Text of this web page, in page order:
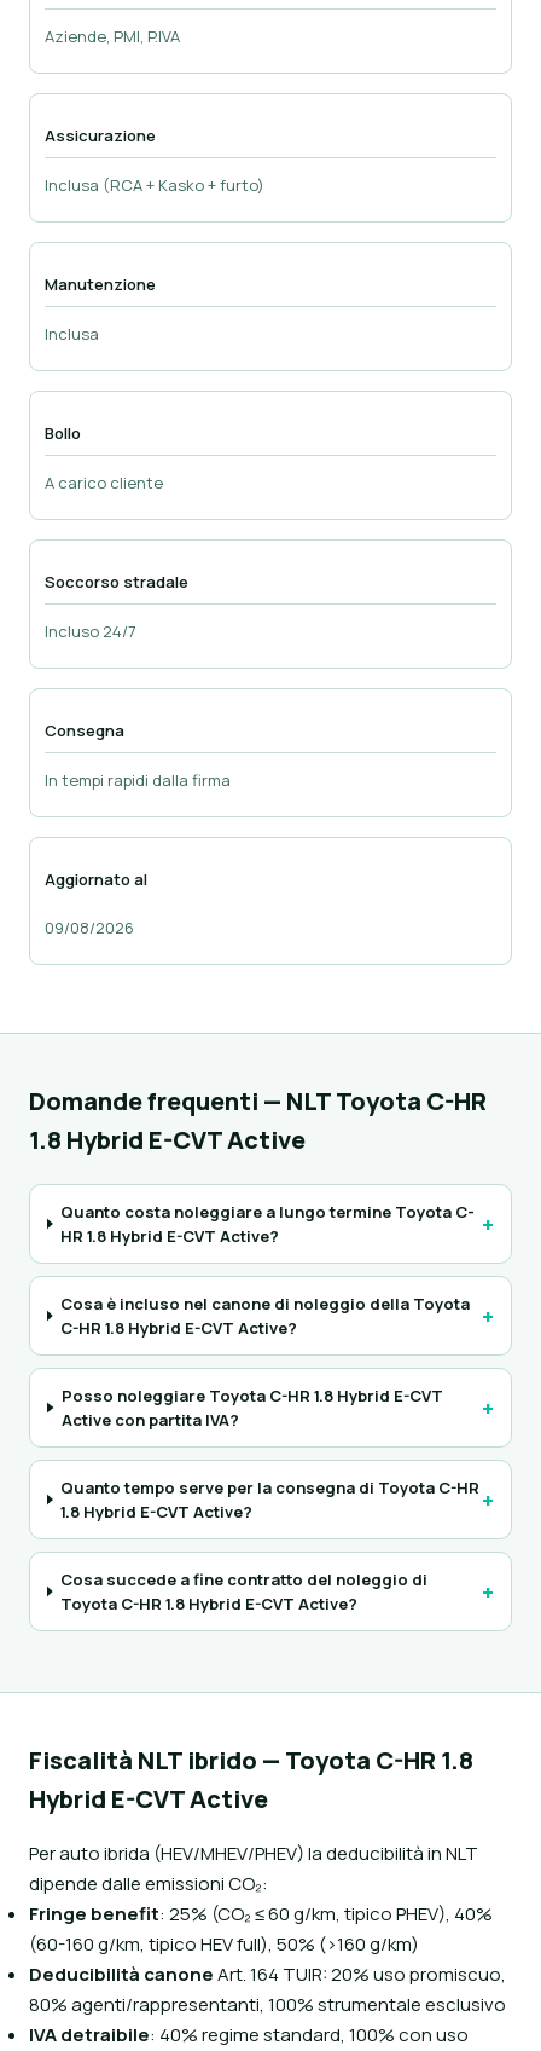
Aziende, PMI, P.IVA
Assicurazione
Inclusa (RCA + Kasko + furto)
Manutenzione
Inclusa
Bollo
A carico cliente
Soccorso stradale
Incluso 24/7
Consegna
In tempi rapidi dalla firma
Aggiornato al
09/08/2026
Domande frequenti — NLT Toyota C-HR
1.8 Hybrid E-CVT Active
Quanto costa noleggiare a lungo termine Toyota C-
HR 1.8 Hybrid E-CVT Active?
+
Cosa è incluso nel canone di noleggio della Toyota
C-HR 1.8 Hybrid E-CVT Active?
+
Posso noleggiare Toyota C-HR 1.8 Hybrid E-CVT
Active con partita IVA?
+
Quanto tempo serve per la consegna di Toyota C-HR
1.8 Hybrid E-CVT Active?
+
Cosa succede a fine contratto del noleggio di
Toyota C-HR 1.8 Hybrid E-CVT Active?
+
Fiscalità NLT ibrido — Toyota C-HR 1.8
Hybrid E-CVT Active
Per auto ibrida (HEV/MHEV/PHEV) la deducibilità in NLT
dipende dalle emissioni CO₂:
Fringe benefit: 25% (CO₂ ≤ 60 g/km, tipico PHEV), 40%
(60-160 g/km, tipico HEV full), 50% (>160 g/km)
Deducibilità canoneArt. 164 TUIR: 20% uso promiscuo,
80% agenti/rappresentanti, 100% strumentale esclusivo
IVA detraibile: 40% regime standard, 100% con uso